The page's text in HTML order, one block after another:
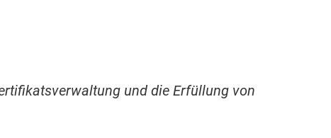
und die Erfüllung von